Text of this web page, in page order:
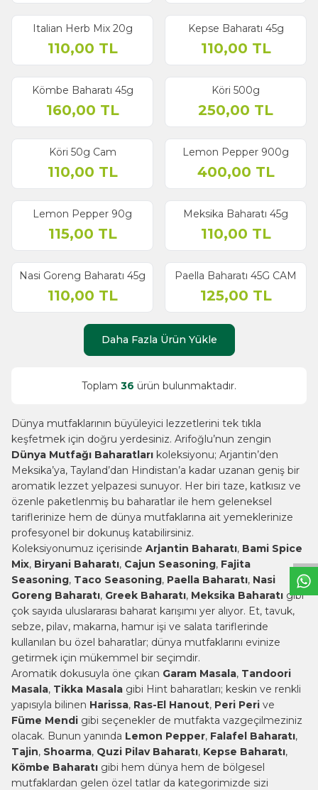
W
h
t
s
a
p
p
B
i
l
g
H
a
t
Italian Herb Mix 20g
110,00 TL
Kepse Baharatı 45g
110,00 TL
Kömbe Baharatı 45g
160,00 TL
Köri 500g
250,00 TL
Köri 50g Cam
110,00 TL
Lemon Pepper 900g
400,00 TL
Lemon Pepper 90g
115,00 TL
Meksika Baharatı 45g
110,00 TL
Nasi Goreng Baharatı 45g
110,00 TL
Paella Baharatı 45G CAM
125,00 TL
Daha Fazla Ürün Yükle
Toplam 36 ürün bulunmaktadır.
Dünya mutfaklarının büyüleyici lezzetlerini tek tıkla
keşfetmek için doğru yerdesiniz. Arifoğlu’nun zengin
Dünya Mutfağı Baharatları koleksiyonu; Arjantin’den
Meksika’ya, Tayland’dan Hindistan’a kadar uzanan geniş bir
aromatik lezzet yelpazesi sunuyor. Her biri taze, katkısız ve
özenle paketlenmiş bu baharatlar ile hem geleneksel
tariflerinize hem de dünya mutfaklarına ait yemeklerinize
profesyonel bir dokunuş katabilirsiniz.
Koleksiyonumuz içerisinde Arjantin Baharatı, Bami Spice
Mix, Biryani Baharatı, Cajun Seasoning, Fajita
Seasoning, Taco Seasoning, Paella Baharatı, Nasi
Goreng Baharatı, Greek Baharatı, Meksika Baharatı gibi
çok sayıda uluslararası baharat karışımı yer alıyor. Et, tavuk,
sebze, pilav, makarna, hamur işi ve salata tariflerinde
kullanılan bu özel baharatlar; dünya mutfaklarını evinize
getirmek için mükemmel bir seçimdir.
Aromatik dokusuyla öne çıkan Garam Masala, Tandoori
Masala, Tikka Masala gibi Hint baharatları; keskin ve renkli
yapısıyla bilinen Harissa, Ras-El Hanout, Peri Peri ve
Füme Mendi gibi seçenekler de mutfakta vazgeçilmeziniz
olacak. Bunun yanında Lemon Pepper, Falafel Baharatı,
Tajin, Shoarma, Quzi Pilav Baharatı, Kepse Baharatı,
Kömbe Baharatı gibi hem dünya hem de bölgesel
mutfaklardan gelen özel tatlar da kategorimizde sizi